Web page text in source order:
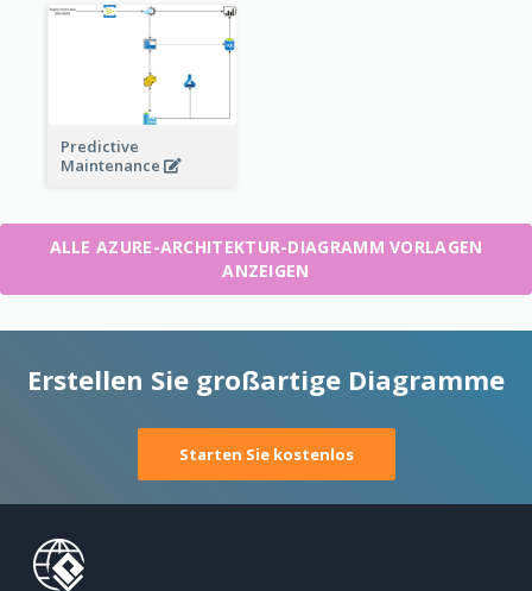
Predictive
Maintenance
ALLE AZURE-ARCHITEKTUR-DIAGRAMM VORLAGEN
ANZEIGEN
Erstellen Sie großartige Diagramme
Starten Sie kostenlos